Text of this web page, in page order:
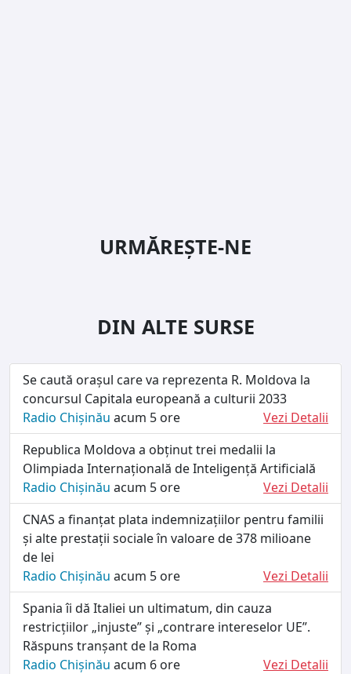
URMĂREȘTE-NE
DIN ALTE SURSE
Se caută orașul care va reprezenta R. Moldova la
concursul Capitala europeană a culturii 2033
Radio Chișinău acum 5 ore
Vezi Detalii
Republica Moldova a obținut trei medalii la
Olimpiada Internațională de Inteligență Artificială
Radio Chișinău acum 5 ore
Vezi Detalii
CNAS a finanțat plata indemnizațiilor pentru familii
și alte prestații sociale în valoare de 378 milioane
de lei
Radio Chișinău acum 5 ore
Vezi Detalii
Spania îi dă Italiei un ultimatum, din cauza
restricțiilor „injuste” și „contrare intereselor UE”.
Răspuns tranșant de la Roma
Radio Chișinău acum 6 ore
Vezi Detalii